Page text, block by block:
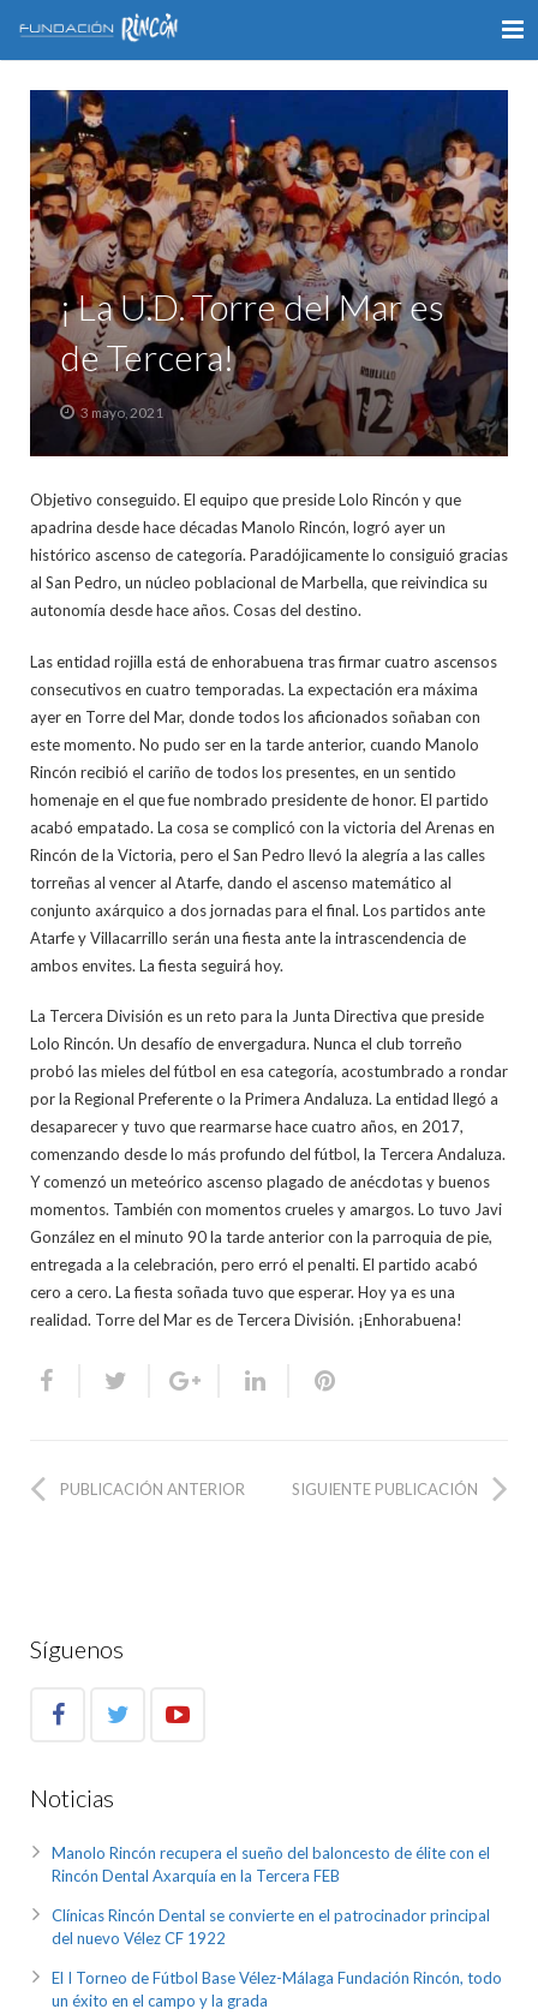
INICIO
LA FUNDACIÓN
APOYO AL DEPORTE
GALERÍA
VÍDEOS
COLABORA
CONTACTO
¡ La U.D. Torre del Mar es
de Tercera!
3 mayo, 2021
Objetivo conseguido. El equipo que preside Lolo Rincón y que
apadrina desde hace décadas Manolo Rincón, logró ayer un
histórico ascenso de categoría. Paradójicamente lo consiguió gracias
al San Pedro, un núcleo poblacional de Marbella, que reivindica su
autonomía desde hace años. Cosas del destino.
Las entidad rojilla está de enhorabuena tras firmar cuatro ascensos
consecutivos en cuatro temporadas. La expectación era máxima
ayer en Torre del Mar, donde todos los aficionados soñaban con
este momento. No pudo ser en la tarde anterior, cuando Manolo
Rincón recibió el cariño de todos los presentes, en un sentido
homenaje en el que fue nombrado presidente de honor. El partido
acabó empatado. La cosa se complicó con la victoria del Arenas en
Rincón de la Victoria, pero el San Pedro llevó la alegría a las calles
torreñas al vencer al Atarfe, dando el ascenso matemático al
conjunto axárquico a dos jornadas para el final. Los partidos ante
Atarfe y Villacarrillo serán una fiesta ante la intrascendencia de
ambos envites. La fiesta seguirá hoy.
La Tercera División es un reto para la Junta Directiva que preside
Lolo Rincón. Un desafío de envergadura. Nunca el club torreño
probó las mieles del fútbol en esa categoría, acostumbrado a rondar
por la Regional Preferente o la Primera Andaluza. La entidad llegó a
desaparecer y tuvo que rearmarse hace cuatro años, en 2017,
comenzando desde lo más profundo del fútbol, la Tercera Andaluza.
Y comenzó un meteórico ascenso plagado de anécdotas y buenos
momentos. También con momentos crueles y amargos. Lo tuvo Javi
González en el minuto 90 la tarde anterior con la parroquia de pie,
entregada a la celebración, pero erró el penalti. El partido acabó
cero a cero. La fiesta soñada tuvo que esperar. Hoy ya es una
realidad. Torre del Mar es de Tercera División. ¡Enhorabuena!
PUBLICACIÓN ANTERIOR SIGUIENTE PUBLICACIÓN
Síguenos
Noticias
Manolo Rincón recupera el sueño del baloncesto de élite con el
Rincón Dental Axarquía en la Tercera FEB
Clínicas Rincón Dental se convierte en el patrocinador principal
del nuevo Vélez CF 1922
El I Torneo de Fútbol Base Vélez-Málaga Fundación Rincón, todo
un éxito en el campo y la grada